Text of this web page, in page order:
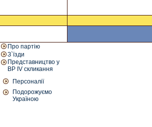
Про партію
З`їзди
Представництво у
ВР IV скликання
Персоналії
Подорожуємо
Україною